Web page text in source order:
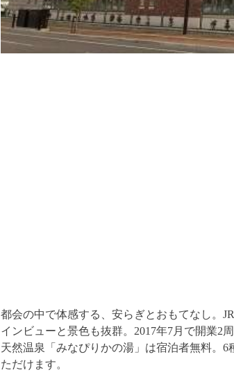
都会の中で体感する、安らぎとおもてなし。
インビューと景色も抜群。2017年7月で開業2
天然温泉「みなぴりかの湯」は宿泊者無料。
ただけます。